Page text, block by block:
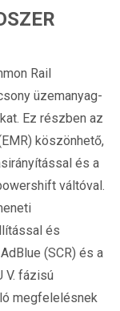
Rail
üzemanyag-
Ez részben az
köszönhető,
és a
váltóval.
és
(SCR) és a
V. fázisú
megfelelésnek